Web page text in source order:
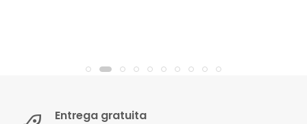
Entrega gratuita